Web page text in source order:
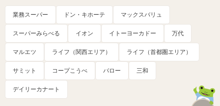
業務スーパー ドン・キホーテ マックスバリュ
スーパーみらべる イオン イトーヨーカドー 万代
マルエツ ライフ（関西エリア） ライフ（首都圏エリア）
サミット コープこうべ バロー 三和
デイリーカナート